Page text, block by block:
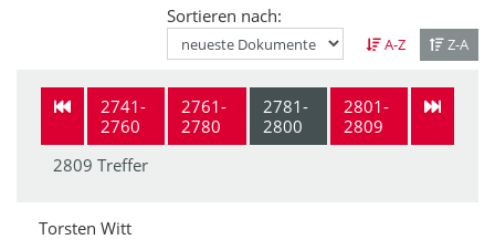
Sortieren nach:
A-Z Z-A
2741-
2760
2761-
2780
2781-
2800
2801-
2809
2809 Treffer
Torsten Witt